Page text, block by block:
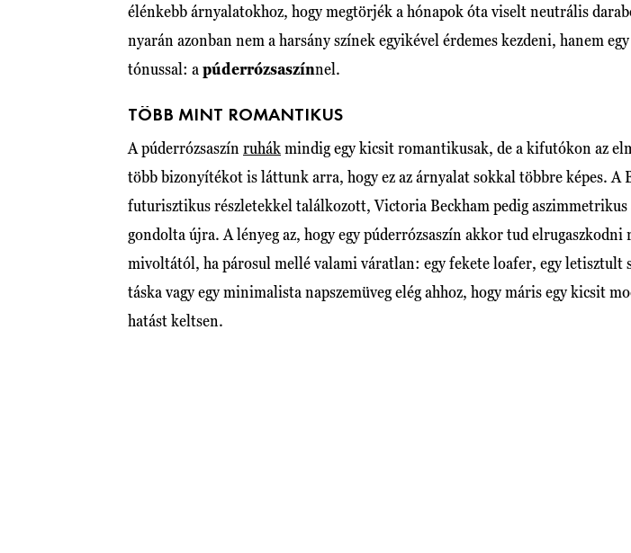
élénkebb árnyalatokhoz, hogy megtörjék a hónapok óta viselt neutrális
nyarán azonban nem a harsány színek egyikével érdemes kezdeni, hanem
tónussal: a púderrózsaszínnel.
TÖBB MINT ROMANTIKUS
A púderrózsaszín ruhákmindig egy kicsit romantikusak, de a kifutókon az
több bizonyítékot is láttunk arra, hogy ez az árnyalat sokkal többre képes. A
futurisztikus részletekkel találkozott, Victoria Beckham pedig aszimmetrikus
gondolta újra. A lényeg az, hogy egy púderrózsaszín akkor tud
mivoltától, ha párosul mellé valami váratlan: egy fekete loafer, egy letisztult
táska vagy egy minimalista napszemüveg elég ahhoz, hogy máris egy kicsit
hatást keltsen.